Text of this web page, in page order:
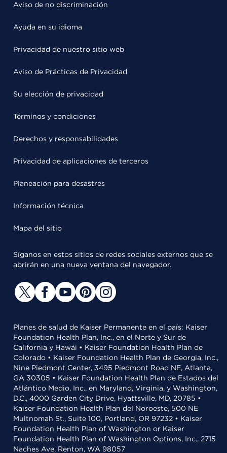
Aviso de no discriminación
Ayuda en su idioma
Privacidad de nuestro sitio web
Aviso de Prácticas de Privacidad
Su elección de privacidad
Términos y condiciones
Derechos y responsabilidades
Privacidad de aplicaciones de terceros
Planeación para desastres
Información técnica
Mapa del sitio
Síganos en estos sitios de redes sociales externos que se
abrirán en una nueva ventana del navegador.
Planes de salud de Kaiser Permanente en el país: Kaiser
Foundation Health Plan, Inc., en el Norte y Sur de
California y Hawái • Kaiser Foundation Health Plan de
Colorado • Kaiser Foundation Health Plan de Georgia, Inc.,
Nine Piedmont Center, 3495 Piedmont Road NE, Atlanta,
GA 30305 • Kaiser Foundation Health Plan de Estados del
Atlántico Medio, Inc., en Maryland, Virginia, y Washington,
D.C., 4000 Garden City Drive, Hyattsville, MD, 20785 •
Kaiser Foundation Health Plan del Noroeste, 500 NE
Multnomah St., Suite 100, Portland, OR 97232 • Kaiser
Foundation Health Plan of Washington or Kaiser
Foundation Health Plan of Washington Options, Inc., 2715
Naches Ave, Renton, WA 98057